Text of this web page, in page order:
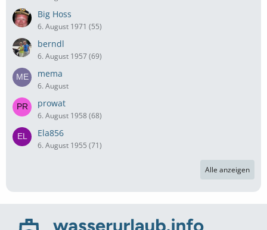
Big Hoss
6. August 1971 (55)
berndl
6. August 1957 (69)
mema
6. August
prowat
6. August 1958 (68)
Ela856
6. August 1955 (71)
Alle anzeigen